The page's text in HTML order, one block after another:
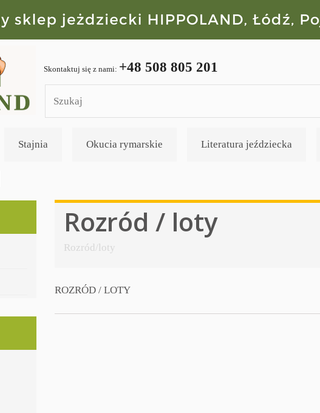
Skontaktuj się z nami: +48 508 805 201
Stajnia Okucia rymarskie Literatura jeździecka
Rozród / loty
Rozród/loty
ROZRÓD / LOTY